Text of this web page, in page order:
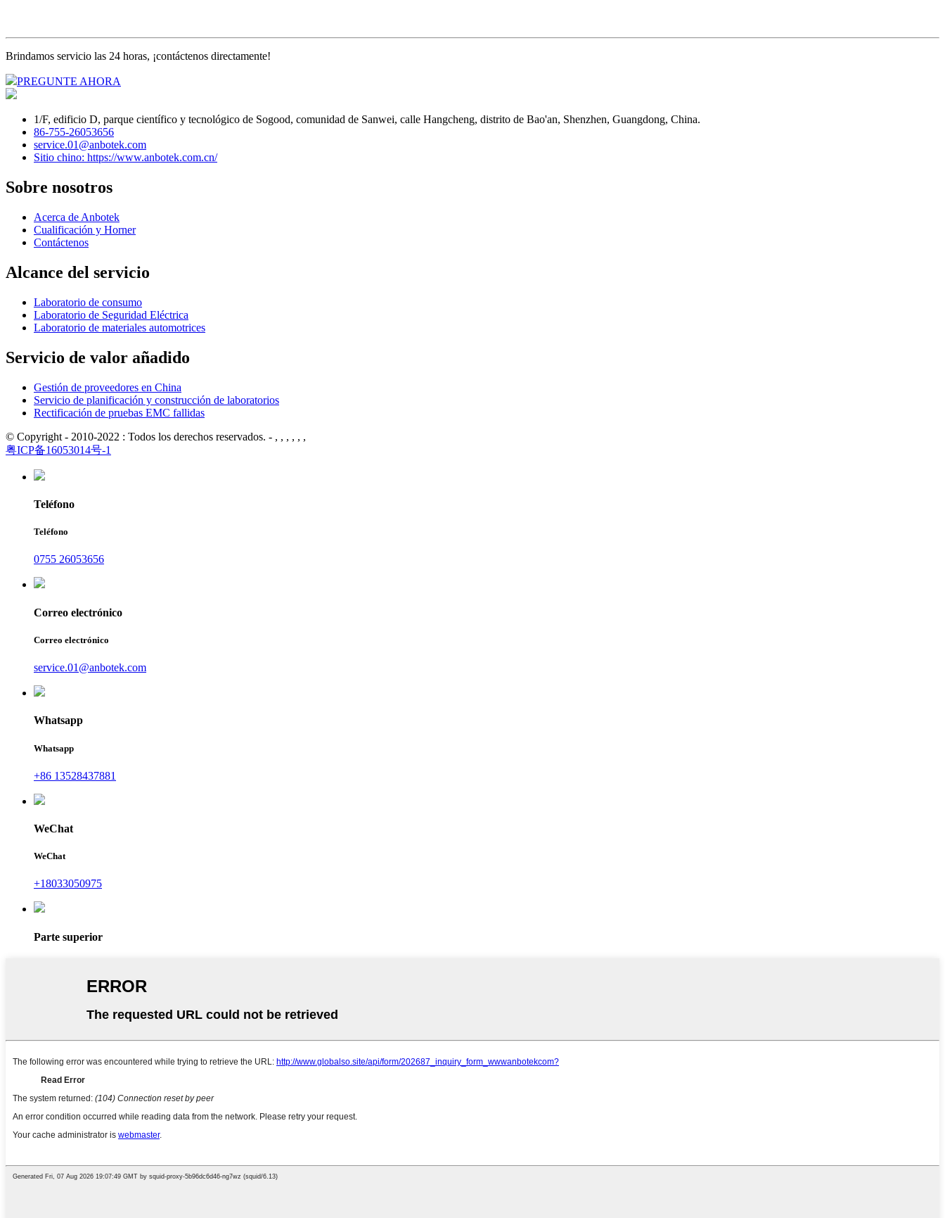
Brindamos servicio las 24 horas, ¡contáctenos directamente!
PREGUNTE AHORA
1/F, edificio D, parque científico y tecnológico de Sogood, comunidad de Sanwei, calle Hangcheng, distrito de Bao'an, Shenzhen, Guangdong, China.
86-755-26053656
service.01@anbotek.com
Sitio chino: https://www.anbotek.com.cn/
Sobre nosotros
Acerca de Anbotek
Cualificación y Horner
Contáctenos
Alcance del servicio
Laboratorio de consumo
Laboratorio de Seguridad Eléctrica
Laboratorio de materiales automotrices
Servicio de valor añadido
Gestión de proveedores en China
Servicio de planificación y construcción de laboratorios
Rectificación de pruebas EMC fallidas
© Copyright - 2010-2022 : Todos los derechos reservados. - , , , , , ,
粤ICP备16053014号-1
Teléfono
Teléfono
0755 26053656
Correo electrónico
Correo electrónico
service.01@anbotek.com
Whatsapp
Whatsapp
+86 13528437881
WeChat
WeChat
+18033050975
Parte superior